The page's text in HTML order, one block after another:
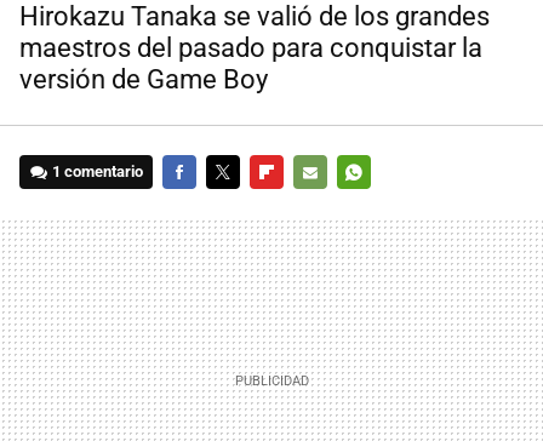
Hirokazu Tanaka se valió de los grandes
maestros del pasado para conquistar la
versión de Game Boy
1 comentario
MAIL